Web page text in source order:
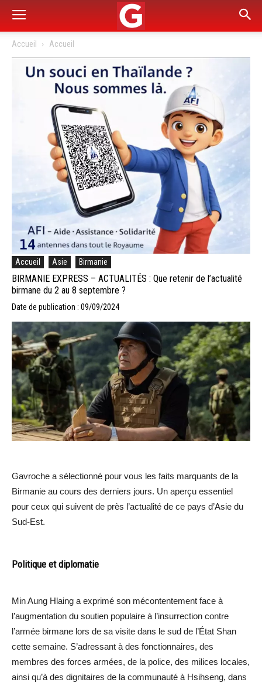
Accueil Accueil
Accueil Asie Birmanie
BIRMANIE EXPRESS – ACTUALITÉS : Que retenir de l’actualité
birmane du 2 au 8 septembre ?
Date de publication : 09/09/2024
Gavroche a sélectionné pour vous les faits marquants de la
Birmanie au cours des derniers jours. Un aperçu essentiel
pour ceux qui suivent de près l’actualité de ce pays d’Asie du
Sud-Est.
Politique et diplomatie
Min Aung Hlaing a exprimé son mécontentement face à
l’augmentation du soutien populaire à l’insurrection contre
l’armée birmane lors de sa visite dans le sud de l’État Shan
cette semaine. S’adressant à des fonctionnaires, des
membres des forces armées, de la police, des milices locales,
ainsi qu’à des dignitaires de la communauté à Hsihseng, dans